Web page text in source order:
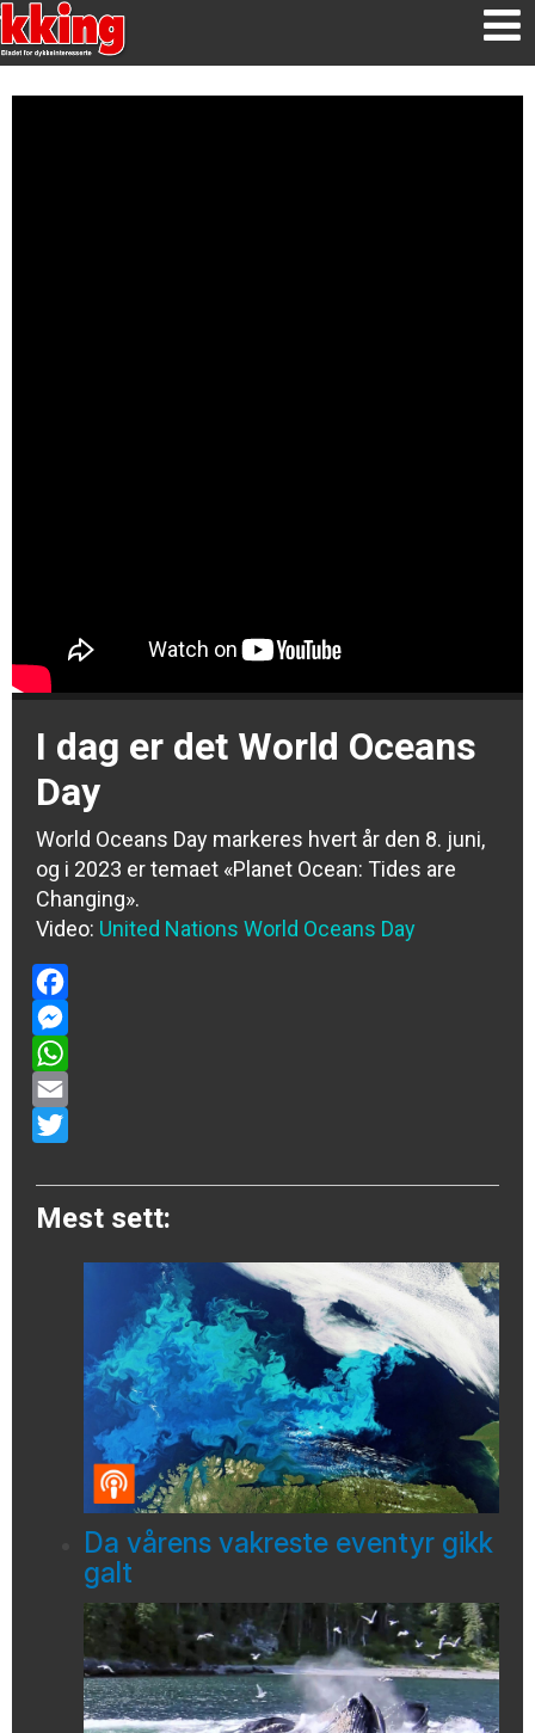
I dag er det World Oceans
Day
World Oceans Day markeres hvert år den 8. juni,
og i 2023 er temaet «Planet Ocean: Tides are
Changing».
Video: United Nations World Oceans Day
Facebook
Messenger
WhatsApp
Email
Mest sett:
Da vårens vakreste eventyr gikk
galt